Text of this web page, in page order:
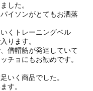
した。
イソンがとてもお洒落
くトレーニングベル
ります。
僧帽筋が発達していて
チョにもお勧めです。
いく商品でした。
す。